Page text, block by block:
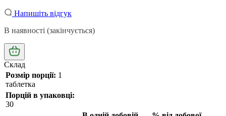
Напишіть відгук
В наявності (закінчується)
Склад
Розмір порції: 1
таблетка
Порцій в упаковці:
30